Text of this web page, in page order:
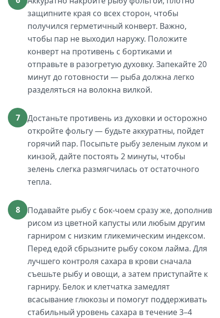
защипните края со всех сторон, чтобы
получился герметичный конверт. Важно,
чтобы пар не выходил наружу. Положите
конверт на противень с бортиками и
отправьте в разогретую духовку. Запекайте 20
минут до готовности — рыба должна легко
разделяться на волокна вилкой.
7
Достаньте противень из духовки и осторожно
откройте фольгу — будьте аккуратны, пойдет
горячий пар. Посыпьте рыбу зеленым луком и
кинзой, дайте постоять 2 минуты, чтобы
зелень слегка размягчилась от остаточного
тепла.
8
Подавайте рыбу с бок-чоем сразу же, дополнив
рисом из цветной капусты или любым другим
гарниром с низким гликемическим индексом.
Перед едой сбрызните рыбу соком лайма. Для
лучшего контроля сахара в крови сначала
съешьте рыбу и овощи, а затем приступайте к
гарниру. Белок и клетчатка замедлят
всасывание глюкозы и помогут поддерживать
стабильный уровень сахара в течение 3–4